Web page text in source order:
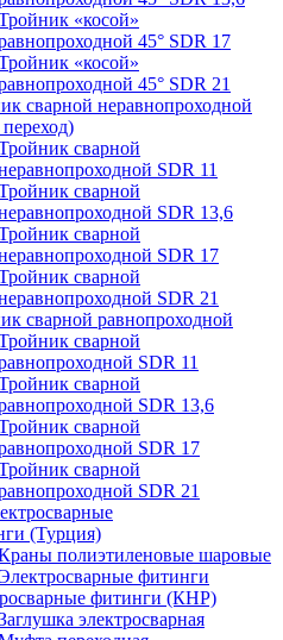
«косой»
45° SDR 17
«косой»
45° SDR 21
сварной неравнопроходной
переход)
сварной
SDR 11
сварной
SDR 13,6
сварной
SDR 17
сварной
SDR 21
сварной равнопроходной
сварной
SDR 11
сварной
SDR 13,6
сварной
SDR 17
сварной
SDR 21
(Турция)
полиэтиленовые шаровые
фитинги
фитинги (КНР)
электросварная